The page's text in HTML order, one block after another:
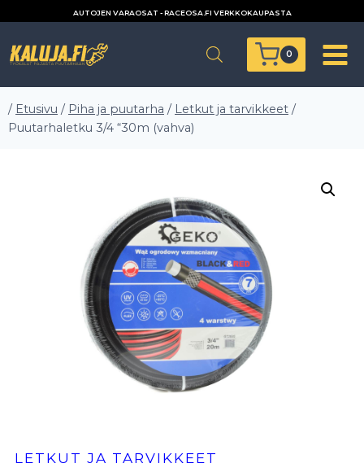
AUTOJEN VARAOSAT - RACEOSA.FI VERKKOKAUPASTA
0
/ Etusivu / Piha ja puutarha / Letkut ja tarvikkeet /
Puutarhaletku 3/4 “30m (vahva)
LETKUT JA TARVIKKEET